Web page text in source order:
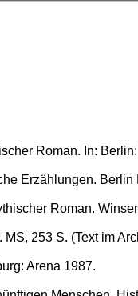
Roman. In:
Erzählungen.
Roman.
253 S. (Text im
Arena 1987.